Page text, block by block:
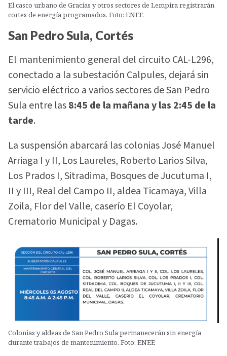
El casco urbano de Gracias y otros sectores de Lempira registrarán
cortes de energía programados. Foto: ENEE
San Pedro Sula, Cortés
El mantenimiento general del circuito CAL-L296,
conectado a la subestación Calpules, dejará sin
servicio eléctrico a varios sectores de San Pedro
Sula entre las8:45 de la mañana y las 2:45 de la
tarde.
La suspensión abarcará las colonias José Manuel
Arriaga I y II, Los Laureles, Roberto Larios Silva,
Los Prados I, Sitradima, Bosques de Jucutuma I,
II y III, Real del Campo II, aldea Ticamaya, Villa
Zoila, Flor del Valle, caserío El Coyolar,
Crematorio Municipal y Dagas.
Colonias y aldeas de San Pedro Sula permanecerán sin energía
durante trabajos de mantenimiento. Foto: ENEE